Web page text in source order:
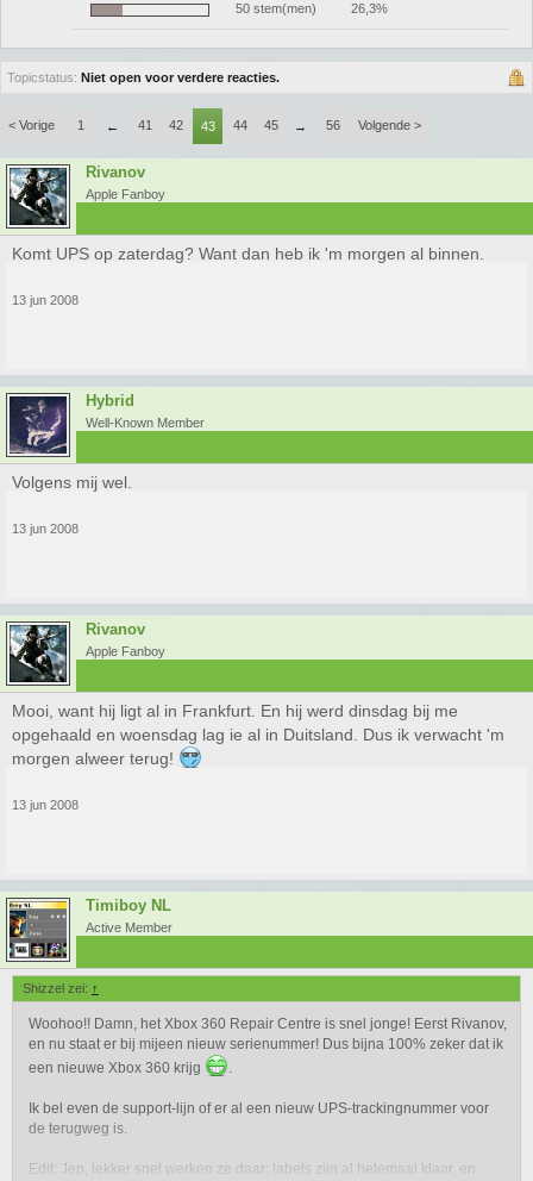
50 stem(men) 26,3%
Topicstatus: Niet open voor verdere reacties.
< Vorige 1 ← 41 42 43 44 45 → 56 Volgende >
Rivanov
Apple Fanboy
Komt UPS op zaterdag? Want dan heb ik 'm morgen al binnen.
13 jun 2008
Hybrid
Well-Known Member
Volgens mij wel.
13 jun 2008
Rivanov
Apple Fanboy
Mooi, want hij ligt al in Frankfurt. En hij werd dinsdag bij me
opgehaald en woensdag lag ie al in Duitsland. Dus ik verwacht 'm
morgen alweer terug!
13 jun 2008
Timiboy NL
Active Member
Shizzel zei: ↑
Woohoo!! Damn, het Xbox 360 Repair Centre is snel jonge! Eerst Rivanov,
en nu staat er bij mijeen nieuw serienummer! Dus bijna 100% zeker dat ik
een nieuwe Xbox 360 krijg
.
Ik bel even de support-lijn of er al een nieuw UPS-trackingnummer voor
de terugweg is.
Edit: Jep, lekker snel werken ze daar: labels zijn al helemaal klaar, en